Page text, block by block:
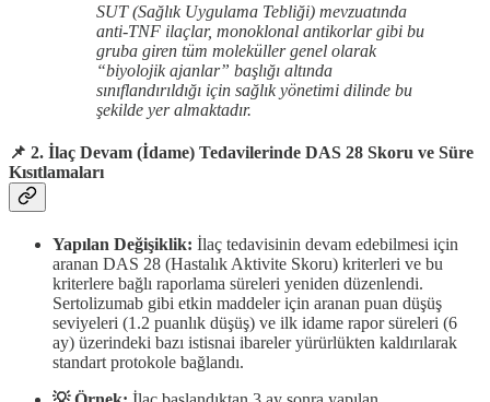
SUT (Sağlık Uygulama Tebliği) mevzuatında
anti-TNF ilaçlar, monoklonal antikorlar gibi bu
gruba giren tüm moleküller genel olarak
“biyolojik ajanlar” başlığı altında
sınıflandırıldığı için sağlık yönetimi dilinde bu
şekilde yer almaktadır.
📌 2. İlaç Devam (İdame) Tedavilerinde DAS 28 Skoru ve Süre
Kısıtlamaları
Yapılan Değişiklik: İlaç tedavisinin devam edebilmesi için
aranan DAS 28 (Hastalık Aktivite Skoru) kriterleri ve bu
kriterlere bağlı raporlama süreleri yeniden düzenlendi.
Sertolizumab gibi etkin maddeler için aranan puan düşüş
seviyeleri (1.2 puanlık düşüş) ve ilk idame rapor süreleri (6
ay) üzerindeki bazı istisnai ibareler yürürlükten kaldırılarak
standart protokole bağlandı.